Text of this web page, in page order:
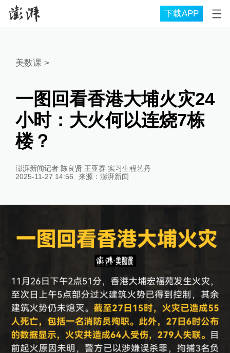
下载APP
美数课>
一图回看香港大埔火灾24
小时：大火何以连烧7栋
楼？
澎湃新闻记者 陈良贤 王亚赛 实习生程艺丹
2025-11-27 14:56
来源： 澎湃新闻